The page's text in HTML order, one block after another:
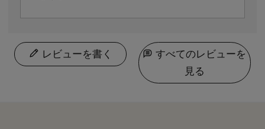
すべてのレビューを
見る
レビューを書く